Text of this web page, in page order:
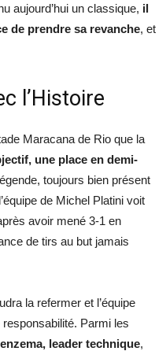
aujourd’hui un classique, il
de prendre sa revanche, et
l’Histoire
Maracana de Rio que la
une place en demi-
toujours bien présent
de Michel Platini voit
avoir mené 3-1 en
de tirs au but jamais
la refermer et l’équipe
Parmi les
leader technique,